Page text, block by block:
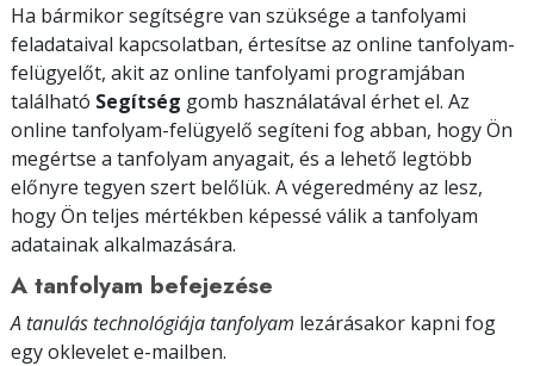
Ha bármikor segítségre van szüksége a tanfolyami
feladataival kapcsolatban, értesítse az online tanfolyam-
felügyelőt, akit az online tanfolyami programjában
található Segítség gomb használatával érhet el. Az
online tanfolyam-felügyelő segíteni fog abban, hogy Ön
megértse a tanfolyam anyagait, és a lehető legtöbb
előnyre tegyen szert belőlük. A végeredmény az lesz,
hogy Ön teljes mértékben képessé válik a tanfolyam
adatainak alkalmazására.
A tanfolyam befejezése
A tanulás technológiája tanfolyam lezárásakor kapni fog
egy oklevelete-mailben.